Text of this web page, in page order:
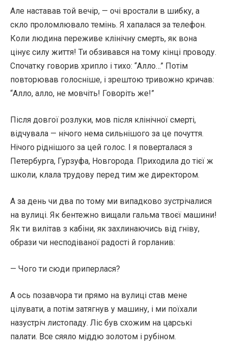
Але наставав той вечір, — очі вростали в шибку, а
скло проломлювало темінь. Я хапалася за телефон.
Коли людина переживе клінічну смерть, як вона
цінує силу життя! Ти обзивався на тому кінці проводу.
Спочатку говорив хрипло і тихо: “Алло…” Потім
повторював голосніше, і зрештою тривожно кричав:
“Алло, алло, не мовчіть! Говоріть же!”
Після довгої розлуки, мов після клінічної смерті,
відчувала — нічого нема сильнішого за це почуття.
Нічого ріднішого за цей голос. І я поверталася з
Петербурга, Гурзуфа, Новгорода. Приходила до тієї ж
школи, клала трудову перед тим же директором.
А за день чи два по тому ми випадково зустрічалися
на вулиці. Як бентежно вищали гальма твоєї машини!
Як ти вилітав з кабіни, як захлинаючись від гніву,
образи чи несподіваної радості й горланив:
— Чого ти сюди приперлася?
А ось позавчора ти прямо на вулиці став мене
цілувати, а потім затягнув у машину, і ми поїхали
назустріч листопаду. Ліс був схожим на царські
палати. Все сяяло міддю золотом і рубіном.